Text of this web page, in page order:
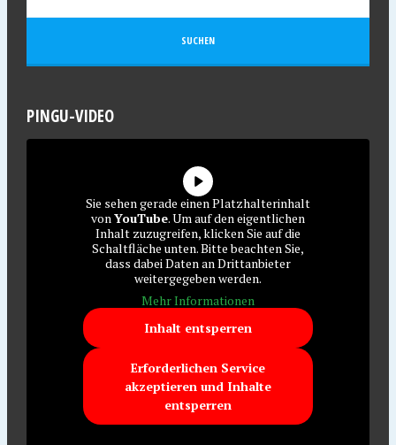
PINGU-VIDEO
Sie sehen gerade einen Platzhalterinhalt
vonYouTube. Um auf den eigentlichen
Inhalt zuzugreifen, klicken Sie auf die
Schaltfläche unten. Bitte beachten Sie,
dass dabei Daten an Drittanbieter
weitergegeben werden.
Mehr Informationen
Inhalt entsperren
Erforderlichen Service
akzeptieren und Inhalte
entsperren